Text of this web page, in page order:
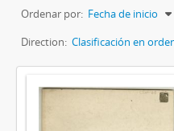
Ordenar por: Fecha de inicio
Direction: Clasificación en